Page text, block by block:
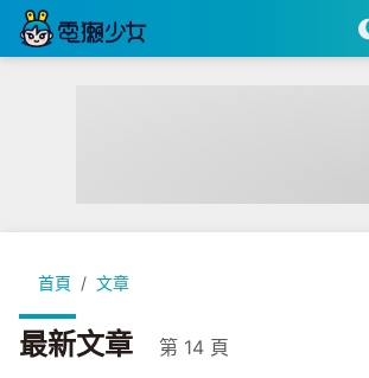
首頁 文章
最新文章 第 14 頁